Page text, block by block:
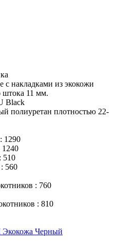
с накладками из экокожи
штока 11 мм.
Black
полиуретан плотностью 22-
: 1290
1240
: 510
: 560
: 760
: 810
Экокожа Черный